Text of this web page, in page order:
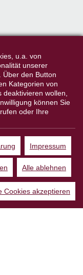
MwSt. und bei
Lieferanten.
u.a. von
unserer
Über den Button
Kategorien von
wollen,
können Sie
oder Ihre
Impressum
Alle ablehnen
Cookies akzeptieren